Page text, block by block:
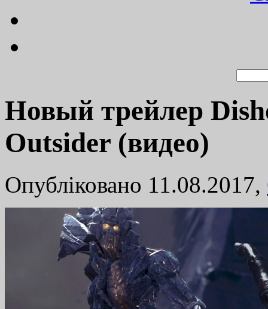
Новый трейлер
Outsider (видео)
Опубліковано 11.08.2017,